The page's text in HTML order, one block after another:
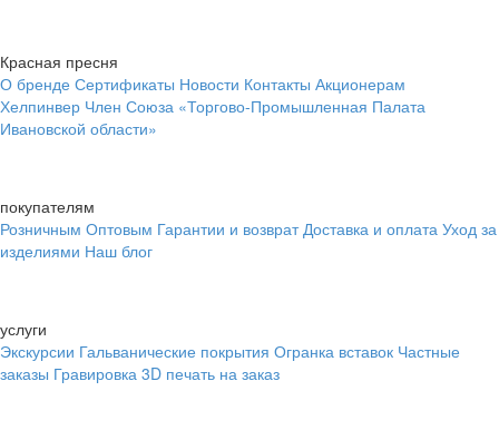
Красная пресня
О бренде Сертификаты Новости Контакты Акционерам
Хелпинвер Член Союза «Торгово-Промышленная Палата
Ивановской области»
покупателям
Розничным Оптовым Гарантии и возврат Доставка и оплата Уход за
изделиями Наш блог
услуги
Экскурсии Гальванические покрытия Огранка вставок Частные
заказы Гравировка 3D печать на заказ